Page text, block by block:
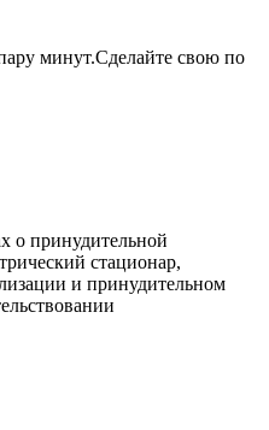
минут.Сделайте свою по
о принудительной
стационар,
и принудительном